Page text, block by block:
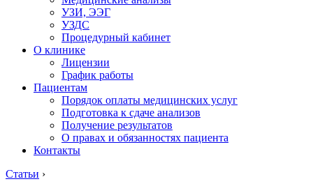
УЗИ, ЭЭГ
УЗДС
Процедурный кабинет
О клинике
Лицензии
График работы
Пациентам
Порядок оплаты медицинских услуг
Подготовка к сдаче анализов
Получение результатов
О правах и обязанностях пациента
Контакты
Статьи ›